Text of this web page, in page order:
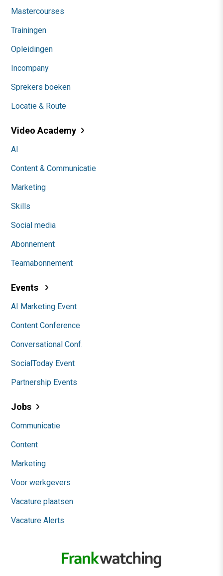
Mastercourses
Trainingen
Opleidingen
Incompany
Sprekers boeken
Locatie & Route
Video Academy
AI
Content & Communicatie
Marketing
Skills
Social media
Abonnement
Teamabonnement
Events
AI Marketing Event
Content Conference
Conversational Conf.
SocialToday Event
Partnership Events
Jobs
Communicatie
Content
Marketing
Voor werkgevers
Vacature plaatsen
Vacature Alerts